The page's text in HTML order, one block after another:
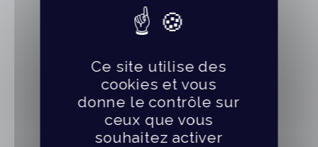
Ce site utilise des
cookies et vous
donne le contrôle sur
ceux que vous
souhaitez activer